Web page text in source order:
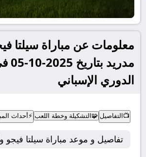
معلومات عن مباراة سيلتا
الدوري الإسباني
📺 التفاصيل 🧩 التشكيلة وخطة اللعب ⚡ أحداث
تفاصيل و موعد مباراة سيلتا فيجو